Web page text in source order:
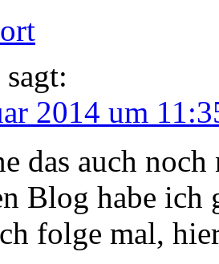
sagt:
2014 um
das auch
Blog habe ich
folge mal,